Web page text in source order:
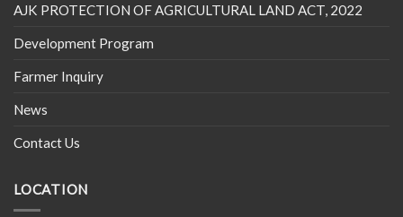
AJK PROTECTION OF AGRICULTURAL LAND ACT, 2022
Development Program
Farmer Inquiry
News
Contact Us
LOCATION